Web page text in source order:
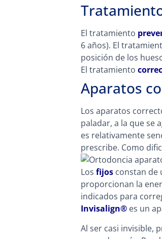
El tratamiento
6 años). El
posición de los
El tratamiento
Aparatos
Los aparatos
paladar, a la que se
es relativamente
prescribe. Como
Los fijos constan de
proporcionan la
indicados para
Invisalign® es un
Al ser casi invisible,